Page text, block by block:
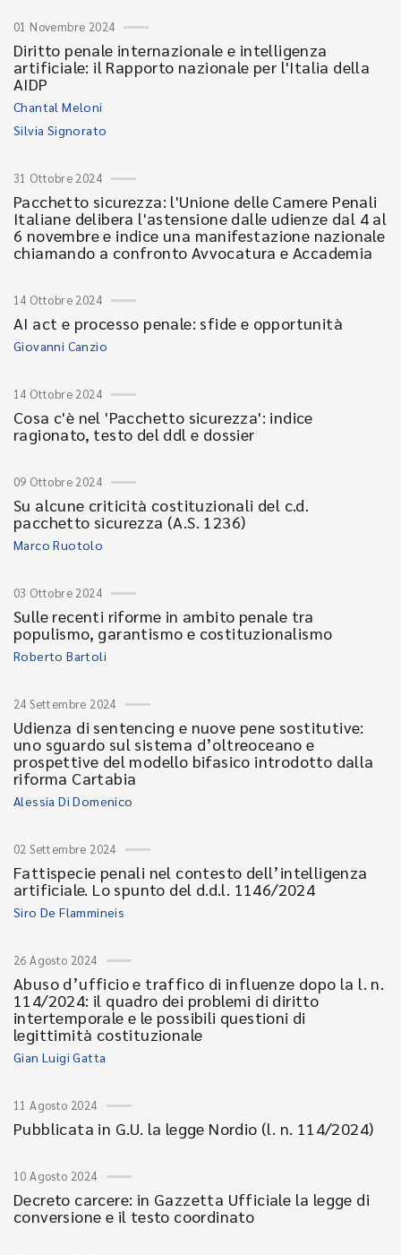
01 Novembre 2024
Diritto penale internazionale e intelligenza
artificiale: il Rapporto nazionale per l'Italia della
AIDP
Chantal Meloni
Silvia Signorato
31 Ottobre 2024
Pacchetto sicurezza: l'Unione delle Camere Penali
Italiane delibera l'astensione dalle udienze dal 4 al
6 novembre e indice una manifestazione nazionale
chiamando a confronto Avvocatura e Accademia
14 Ottobre 2024
AI act e processo penale: sfide e opportunità
Giovanni Canzio
14 Ottobre 2024
Cosa c'è nel 'Pacchetto sicurezza': indice
ragionato, testo del ddl e dossier
09 Ottobre 2024
Su alcune criticità costituzionali del c.d.
pacchetto sicurezza (A.S. 1236)
Marco Ruotolo
03 Ottobre 2024
Sulle recenti riforme in ambito penale tra
populismo, garantismo e costituzionalismo
Roberto Bartoli
24 Settembre 2024
Udienza di sentencing e nuove pene sostitutive:
uno sguardo sul sistema d’oltreoceano e
prospettive del modello bifasico introdotto dalla
riforma Cartabia
Alessia Di Domenico
02 Settembre 2024
Fattispecie penali nel contesto dell’intelligenza
artificiale. Lo spunto del d.d.l. 1146/2024
Siro De Flammineis
26 Agosto 2024
Abuso d’ufficio e traffico di influenze dopo la l. n.
114/2024: il quadro dei problemi di diritto
intertemporale e le possibili questioni di
legittimità costituzionale
Gian Luigi Gatta
11 Agosto 2024
Pubblicata in G.U. la legge Nordio (l. n. 114/2024)
10 Agosto 2024
Decreto carcere: in Gazzetta Ufficiale la legge di
conversione e il testo coordinato